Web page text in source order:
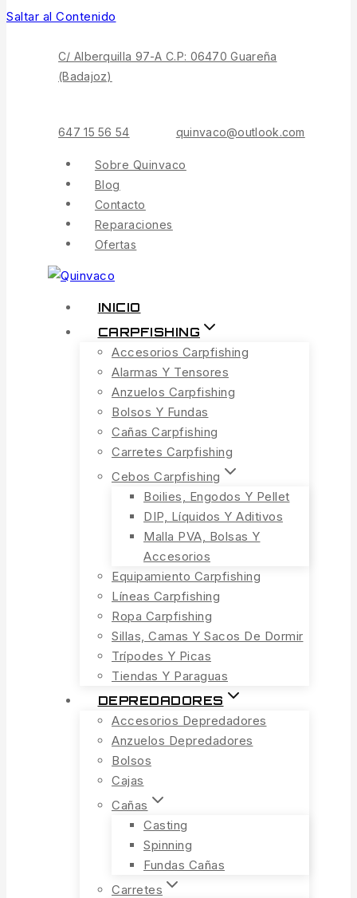
Saltar al Contenido
C/ Alberquilla 97-A C.P: 06470 Guareña
(Badajoz)
647 15 56 54 quinvaco@outlook.com
Sobre Quinvaco
Blog
Contacto
Reparaciones
Ofertas
INICIO
CARPFISHING
Accesorios Carpfishing
Alarmas Y Tensores
Anzuelos Carpfishing
Bolsos Y Fundas
Cañas Carpfishing
Carretes Carpfishing
Cebos Carpfishing
Boilies, Engodos Y Pellet
DIP, Líquidos Y Aditivos
Malla PVA, Bolsas Y
Accesorios
Equipamiento Carpfishing
Líneas Carpfishing
Ropa Carpfishing
Sillas, Camas Y Sacos De Dormir
Trípodes Y Picas
Tiendas Y Paraguas
DEPREDADORES
Accesorios Depredadores
Anzuelos Depredadores
Bolsos
Cajas
Cañas
Casting
Spinning
Fundas Cañas
Carretes